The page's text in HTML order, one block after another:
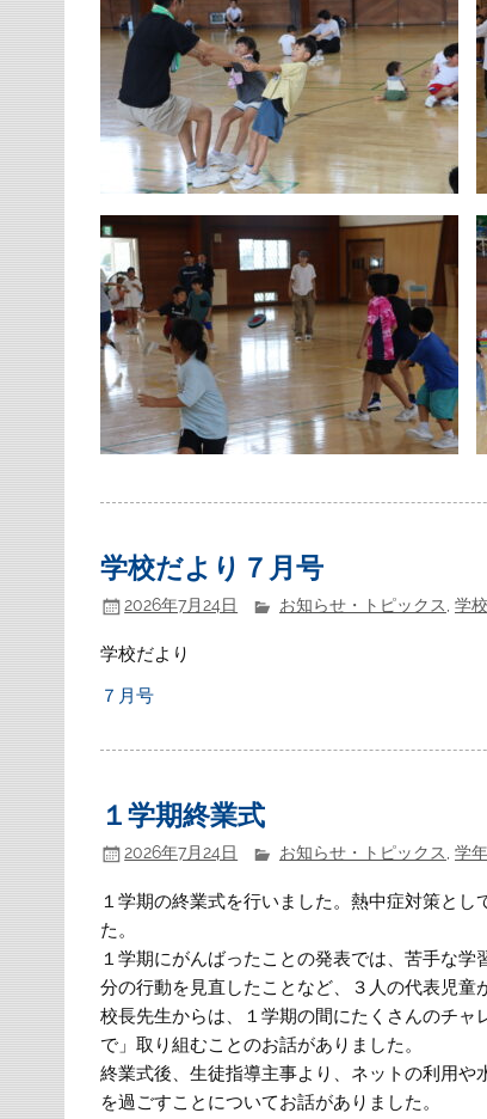
学校だより７月号
2026年7月24日 お知らせ・トピックス 学
学校だより
７月号
１学期終業式
2026年7月24日 お知らせ・トピックス 学
１学期の終業式を行いました。熱中症対策と
た。
１学期にがんばったことの発表では、苦手な
分の行動を見直したことなど、３人の代表児童
校長先生からは、１学期の間にたくさんのチ
で」取り組むことのお話がありました。
終業式後、生徒指導主事より、ネットの利用
を過ごすことについてお話がありました。